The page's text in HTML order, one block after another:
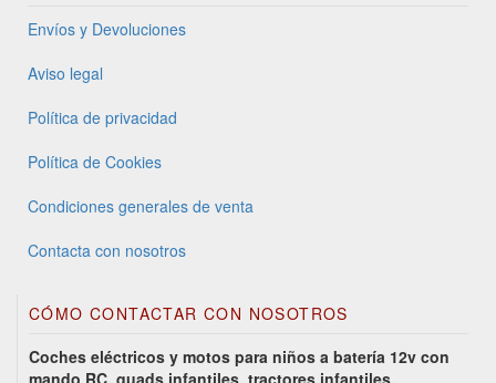
Envíos y Devoluciones
Aviso legal
Política de privacidad
Política de Cookies
Condiciones generales de venta
Contacta con nosotros
CÓMO CONTACTAR CON NOSOTROS
Coches eléctricos y motos para niños a batería 12v con
mando RC, quads infantiles, tractores infantiles,